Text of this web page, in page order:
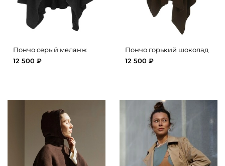
Пончо серый меланж
12 500 ₽
Пончо горький шоколад
12 500 ₽